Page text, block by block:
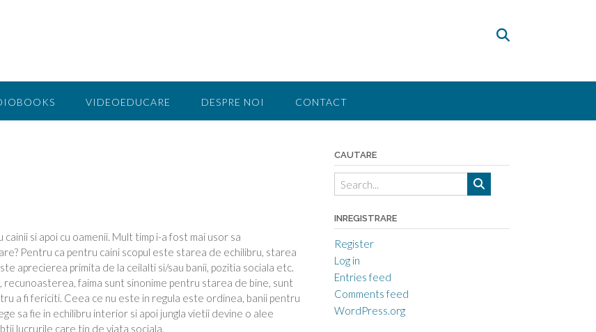
VIDEOEDUCARE DESPRE NOI CONTACT
si apoi cu oamenii. Mult timp i-a fost mai usor sa
Pentru ca pentru caini scopul este starea de echilibru, starea
aprecierea primita de la ceilalti si/sau banii, pozitia sociala etc.
recunoasterea, faima sunt sinonime pentru starea de bine, sunt
a fi fericiti. Ceea ce nu este in regula este ordinea, banii pentru
sa fie in echilibru interior si apoi jungla vietii devine o alee
lucrurile care tin de viata sociala.
CAUTARE
INREGISTRARE
Register
Log in
Entries feed
Comments feed
WordPress.org